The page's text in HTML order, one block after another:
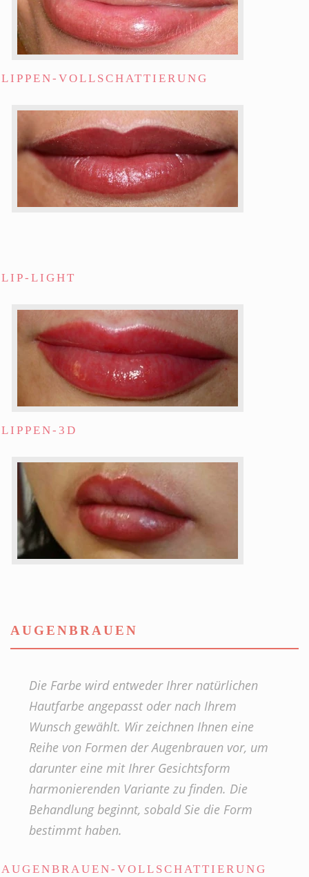
LIPPEN-VOLLSCHATTIERUNG
LIP-LIGHT
LIPPEN-3D
AUGENBRAUEN
Die Farbe wird entweder Ihrer natürlichen
Hautfarbe angepasst oder nach Ihrem
Wunsch gewählt. Wir zeichnen Ihnen eine
Reihe von Formen der Augenbrauen vor, um
darunter eine mit Ihrer Gesichtsform
harmonierenden Variante zu finden. Die
Behandlung beginnt, sobald Sie die Form
bestimmt haben.
AUGENBRAUEN-VOLLSCHATTIERUNG